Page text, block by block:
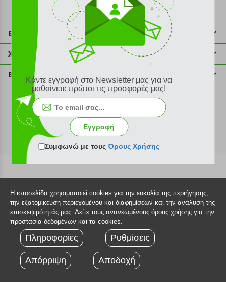
Επικοινωνία
211 2000 700
info@plus4u.gr
Χρήσιμες πληροφορίες
Η εταιρία
Σημεία παραλαβής
Ευκαιρίες καριέρας
Όροι χρήσης
Sitemap
Βοήθεια
Εξέλιξη παραγγελίας
Τρόποι παραγγελίας
Τρόποι πληρωμής
Τρόποι αποστολής
Πολιτική επιστροφών
Τεχνική υποστήριξη
©2026 Plus4u.gr
Κάντε εγγραφή στο Newsletter μας για να
μαθαίνετε πρώτοι τις προσφορές μας!
Εγγραφή
Συμφωνώ με τουςΌρους Χρήσης
Η ιστοσελίδα χρησιμοποιεί cookies για την ευκολία της περιήγησης,
την εξατομίκευση περιεχομένου και διαφημίσεων και την ανάλυση της
επισκεψιμότητάς μας. Δείτε τους ανανεωμένους όρους χρήσης για την
προστασία δεδομένων και τα cookies.
Πληροφορίες Ρυθμίσεις
Απόρριψη Αποδοχή